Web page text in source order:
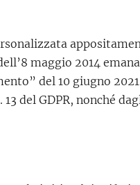
maggio 2014
del 10 giugno
del GDPR, nonché